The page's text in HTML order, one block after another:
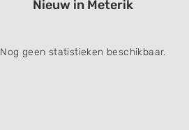
Nieuw in Meterik
Nog geen statistieken beschikbaar.